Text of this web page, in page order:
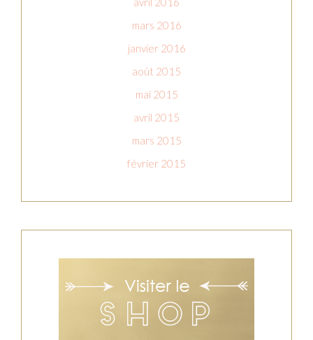
mars 2016
janvier 2016
août 2015
mai 2015
avril 2015
mars 2015
février 2015